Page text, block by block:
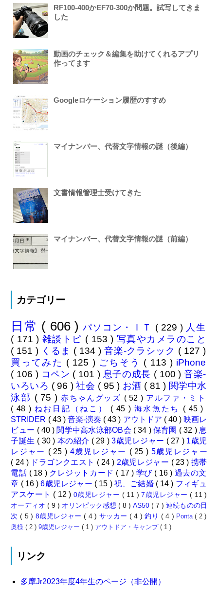
RF100-400かEF70-300か問題。試写してきま
した
動画のチェック＆編集を助けてくれるアプリ
作ってます
Googleロケーション履歴のすすめ
マイナンバー、代替文字情報の謎（後編）
文書情報管理士受けてきた
マイナンバー、代替文字情報の謎（前編）
カテゴリー
日常 ( 606 ) パソコン・ＩＴ ( 229 ) 人生
( 171 ) 雑談トピ ( 153 ) 写真やカメラのこと
( 151 ) くるま ( 134 ) 音楽-クラシック ( 127 )
買ってみた ( 125 ) ごちそう ( 113 ) iPhone
( 106 ) コペン ( 101 ) 息子の成長 ( 100 )音楽-
いろいろ ( 96 )社会 ( 95 ) お酒 ( 81 ) 関学中水
泳部 ( 75 ) 赤ちゃんグッズ ( 52 ) アルファ・ミト
( 48 ) ねお日記（ねこ） ( 45 ) 海水魚たち ( 45 )
STRIDER ( 43 ) 音楽-演奏 ( 43 ) アウトドア ( 40 ) 映画レ
ビュー ( 40 ) 関学中高水泳部OB会 ( 34 ) 保育園 ( 32 ) 息
子誕生 ( 30 ) 本の紹介 ( 29 )3歳児レジャー ( 27 ) 1歳児
レジャー ( 25 ) 4歳児レジャー ( 25 ) 5歳児レジャー
( 24 ) ドラゴンクエスト ( 24 ) 2歳児レジャー ( 23 ) 携帯
電話 ( 18 ) クレジットカード ( 17 ) 学び ( 16 ) 過去の文
章 ( 16 )6歳児レジャー ( 15 ) 祝、ご結婚 ( 14 ) フィギュ
アスケート ( 12 ) 0歳児レジャー ( 11 )7歳児レジャー( 11 )
オーディオ ( 9 ) オリンピック感想( 8 )AS50( 7 )連続ものの目
次( 5 ) 8歳児レジャー( 4 ) サッカー ( 4 )釣り ( 4 ) Ponta( 2 )
奥様( 2 )9歳児レジャー( 1 ) アウトドア・キャンプ( 1 )
リンク
多摩Jr2023年度4年生のページ（非公開）